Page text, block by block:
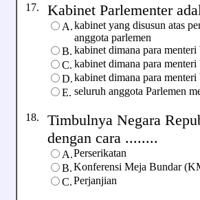
17. Kabinet Parlementer
A.kabinet yang disusun atas
anggota parlemen
B. kabinet dimana para
C. kabinet dimana para
D.kabinet dimana para
E. seluruh anggota Parlemen
18. Timbulnya Negara
dengan cara ........
A.Perserikatan
B.Konferensi Meja Bundar
C.Perjanjian